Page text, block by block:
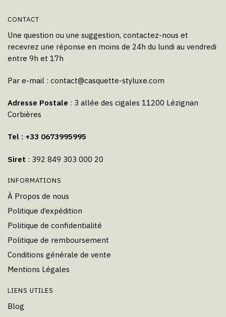
CONTACT
Une question ou une suggestion, contactez-nous et
recevrez une réponse en moins de 24h du lundi au vendredi
entre 9h et 17h
Par e-mail : contact@casquette-styluxe.com
Adresse Postale : 3 allée des cigales 11200 Lézignan
Corbières
Tel : +33 0673995995
Siret : 392 849 303 000 20
INFORMATIONS
À Propos de nous
Politique d’expédition
Politique de confidentialité
Politique de remboursement
Conditions générale de vente
Mentions Légales
LIENS UTILES
Blog